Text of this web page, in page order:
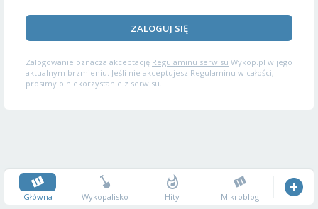
ZALOGUJ SIĘ
Zalogowanie oznacza akceptację Regulaminu serwisu Wykop.pl w jego
aktualnym brzmieniu. Jeśli nie akceptujesz Regulaminu w całości,
prosimy o niekorzystanie z serwisu.
Główna Wykopalisko Hity Mikroblog